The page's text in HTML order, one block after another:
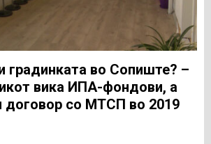
градинката во Сопиште? –
вика ИПА-фондови, а
договор со МТСП во 2019